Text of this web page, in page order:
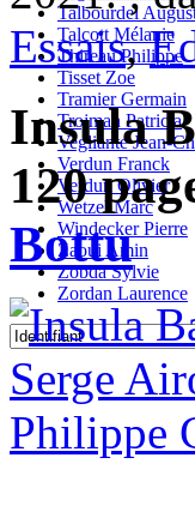
Talbourdel
Talcott Mélanie
Thireau Philippe
Tisset Zoe
Tramier Germain
Trojman Patricia
Vegliante Jean-
Verdun Franck
Verdun Olivier
Wetzel Marc
Windecker Pierre
Zaoui Amin
Zobda Sylvie
Zordan Laurence
Essais,
Insula
120
Bottu